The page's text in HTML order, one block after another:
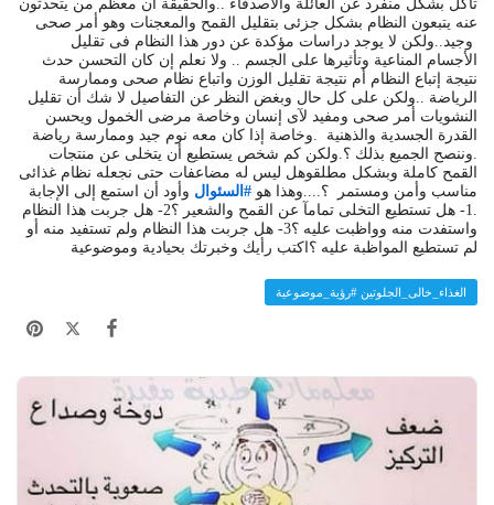
تأكل بشكل منفرد عن العائلة والأصدقاء ..والحقيقة أن معظم من يتحدثون
عنه يتبعون النظام بشكل جزئى بتقليل القمح والمعجنات وهو أمر صحى
وجيد..ولكن لا يوجد دراسات مؤكدة عن دور هذا النظام فى تقليل
الأجسام المناعية وتأثيرها على الجسم .. ولا نعلم إن كان التحسن حدث
نتيجة إتباع النظام أم نتيجة تقليل الوزن واتباع نظام صحى وممارسة
الرياضة ..ولكن على كل حال وبغض النظر عن التفاصيل لا شك أن تقليل
النشويات أمر صحى ومفيد لآى إنسان وخاصة مرضى الخمول ويحسن
القدرة الجسدية والذهنية .وخاصة إذا كان معه نوم جيد وممارسة رياضة
.وننصح الجميع بذلك ؟.ولكن كم شخص يستطيع أن يتخلى عن منتجات
القمح كاملة وبشكل مطلقوهل ليس له مضاعفات حتى نجعله نظام غذائى
مناسب وأمن ومستمر ؟....وهذا هو #السئوال وأود أن استمع إلى الإجابة
.1- هل تستطيع التخلى تمامآ عن القمح والشعير ؟2- هل جربت هذا النظام
واستفدت منه وواظبت عليه ؟3- هل جربت هذا النظام ولم تستفيد منه أو
لم تستطيع المواظبة عليه ؟اكتب رأيك وخبرتك بحيادية وموضوعية
الغذاء_خالى_الجلوتين #رؤية_موضوعية